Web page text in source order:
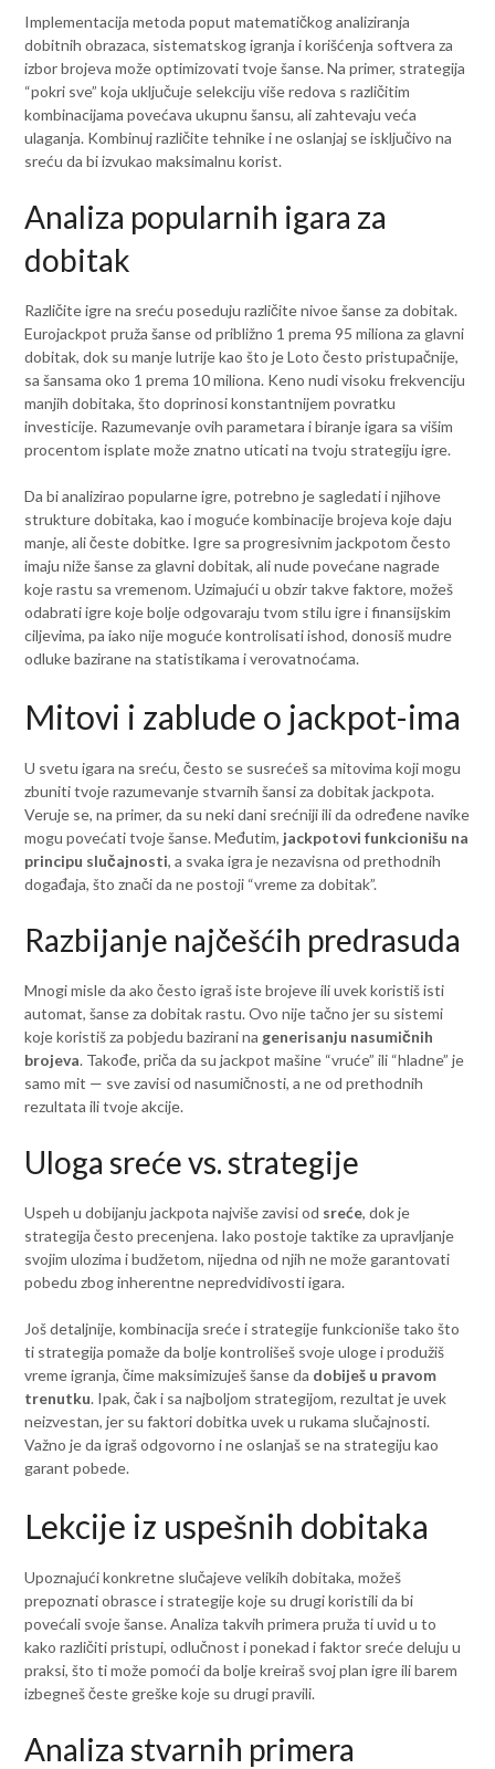
Implementacija metoda poput matematičkog analiziranja
dobitnih obrazaca, sistematskog igranja i korišćenja softvera za
izbor brojeva može optimizovati tvoje šanse. Na primer, strategija
“pokri sve” koja uključuje selekciju više redova s različitim
kombinacijama povećava ukupnu šansu, ali zahtevaju veća
ulaganja. Kombinuj različite tehnike i ne oslanjaj se isključivo na
sreću da bi izvukao maksimalnu korist.
Analiza popularnih igara za
dobitak
Različite igre na sreću poseduju različite nivoe šanse za dobitak.
Eurojackpot pruža šanse od približno 1 prema 95 miliona za glavni
dobitak, dok su manje lutrije kao što je Loto često pristupačnije,
sa šansama oko 1 prema 10 miliona. Keno nudi visoku frekvenciju
manjih dobitaka, što doprinosi konstantnijem povratku
investicije. Razumevanje ovih parametara i biranje igara sa višim
procentom isplate može znatno uticati na tvoju strategiju igre.
Da bi analizirao popularne igre, potrebno je sagledati i njihove
strukture dobitaka, kao i moguće kombinacije brojeva koje daju
manje, ali česte dobitke. Igre sa progresivnim jackpotom često
imaju niže šanse za glavni dobitak, ali nude povećane nagrade
koje rastu sa vremenom. Uzimajući u obzir takve faktore, možeš
odabrati igre koje bolje odgovaraju tvom stilu igre i finansijskim
ciljevima, pa iako nije moguće kontrolisati ishod, donosiš mudre
odluke bazirane na statistikama i verovatnoćama.
Mitovi i zablude o jackpot-ima
U svetu igara na sreću, često se susrećeš sa mitovima koji mogu
zbuniti tvoje razumevanje stvarnih šansi za dobitak jackpota.
Veruje se, na primer, da su neki dani srećniji ili da određene navike
mogu povećati tvoje šanse. Međutim, jackpotovi funkcionišu na
principu slučajnosti, a svaka igra je nezavisna od prethodnih
događaja, što znači da ne postoji “vreme za dobitak”.
Razbijanje najčešćih predrasuda
Mnogi misle da ako često igraš iste brojeve ili uvek koristiš isti
automat, šanse za dobitak rastu. Ovo nije tačno jer su sistemi
koje koristiš za pobjedu bazirani na generisanju nasumičnih
brojeva. Takođe, priča da su jackpot mašine “vruće” ili “hladne” je
samo mit — sve zavisi od nasumičnosti, a ne od prethodnih
rezultata ili tvoje akcije.
Uloga sreće vs. strategije
Uspeh u dobijanju jackpota najviše zavisi od sreće, dok je
strategija često precenjena. Iako postoje taktike za upravljanje
svojim ulozima i budžetom, nijedna od njih ne može garantovati
pobedu zbog inherentne nepredvidivosti igara.
Još detaljnije, kombinacija sreće i strategije funkcioniše tako što
ti strategija pomaže da bolje kontrolišeš svoje uloge i produžiš
vreme igranja, čime maksimizuješ šanse da dobiješ u pravom
trenutku. Ipak, čak i sa najboljom strategijom, rezultat je uvek
neizvestan, jer su faktori dobitka uvek u rukama slučajnosti.
Važno je da igraš odgovorno i ne oslanjaš se na strategiju kao
garant pobede.
Lekcije iz uspešnih dobitaka
Upoznajući konkretne slučajeve velikih dobitaka, možeš
prepoznati obrasce i strategije koje su drugi koristili da bi
povećali svoje šanse. Analiza takvih primera pruža ti uvid u to
kako različiti pristupi, odlučnost i ponekad i faktor sreće deluju u
praksi, što ti može pomoći da bolje kreiraš svoj plan igre ili barem
izbegneš česte greške koje su drugi pravili.
Analiza stvarnih primera